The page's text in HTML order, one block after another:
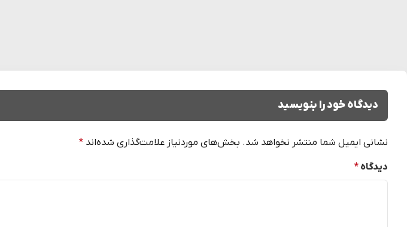
دیدگاه خود را بنویسید
نشانی ایمیل شما منتشر نخواهد شد. بخش‌های موردنیاز علامت‌گذاری شده‌اند *
دیدگاه *